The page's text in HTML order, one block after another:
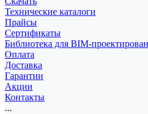
Технические каталоги
Прайсы
Сертификаты
Библиотека для BIM-
Оплата
Доставка
Гарантии
Акции
Контакты
...